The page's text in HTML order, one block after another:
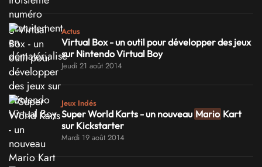
Actus
Virtual Box - un outil pour développer des jeux
sur Nintendo Virtual Boy
Jeudi 21 août 2014
Jeux Indés
Super World Karts - un nouveau Mario Kart
sur Kickstarter
Mardi 19 août 2014